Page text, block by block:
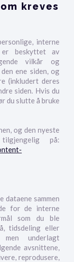
kreves
interne
beskyttet av
vilkår og
ene siden, og
(inkludert deres
siden. Hvis du
du slutte å bruke
og den nyeste
på:
dataene sammen
for de interne
som du ble
tidsdeling eller
underlagt
avsnittene,
reprodusere,